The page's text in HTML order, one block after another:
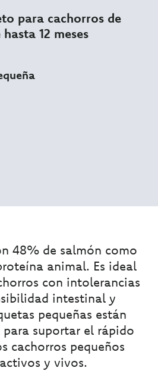
para cachorros de
12 meses
48% de salmón como
animal. Es ideal
con intolerancias
intestinal y
pequeñas están
para suportar el rápido
cachorros pequeños
y vivos.